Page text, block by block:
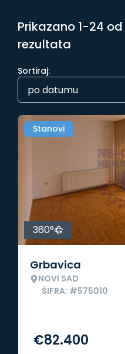
Prikazano 1-24
rezultata
Sortiraj:
po datumu
Stanovi
360°
Grbavica
NOVI SAD
ŠIFRA: #575010
€82.400